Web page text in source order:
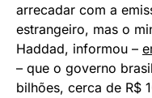
arrecadar com a
estrangeiro, mas o
Haddad, informou –
– que o governo
bilhões, cerca de R$